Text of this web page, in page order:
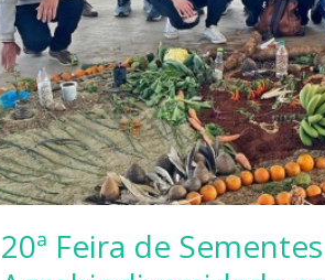
20ª Feira de